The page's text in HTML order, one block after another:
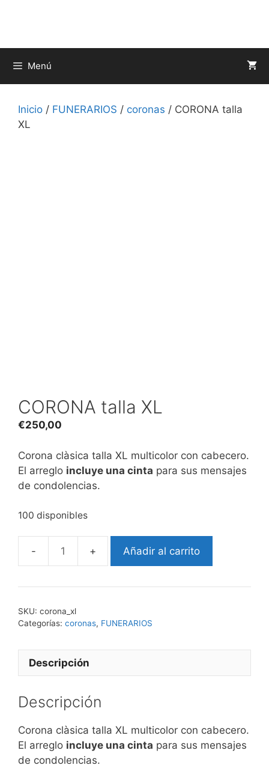
Menú
Inicio / FUNERARIOS / coronas / CORONA talla
XL
CORONA talla XL
€250,00
Corona clàsica talla XL multicolor con cabecero.
El arreglo incluye una cinta para sus mensajes
de condolencias.
100 disponibles
CORONA
XL
Añadir al carrito
SKU: corona_xl
Categorías: coronas, FUNERARIOS
Descripción
Descripción
Corona clàsica talla XL multicolor con cabecero.
El arreglo incluye una cinta para sus mensajes
de condolencias.